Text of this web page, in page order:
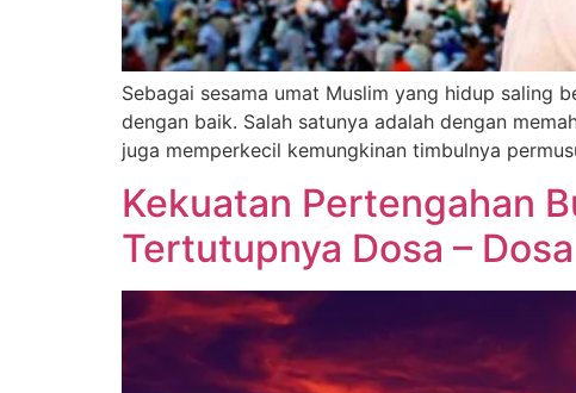
Sebagai sesama umat Muslim yang hidup saling
dengan baik. Salah satunya adalah dengan
juga memperkecil kemungkinan timbulnya
Kekuatan Pertengahan
Tertutupnya Dosa – Dosa